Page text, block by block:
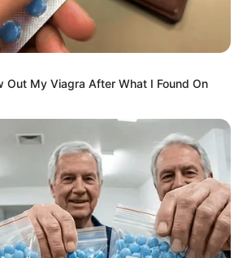
trennt dieBinnenalstervon der
hier verlief einst die Hamburger
1865 erbaute Brücke dient bis zum
dem Straßen- als auch dem
in Hamburg mit
Out My Viagra After What I Found On